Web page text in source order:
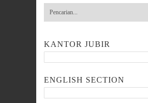
KANTOR JUBIR
ENGLISH SECTION